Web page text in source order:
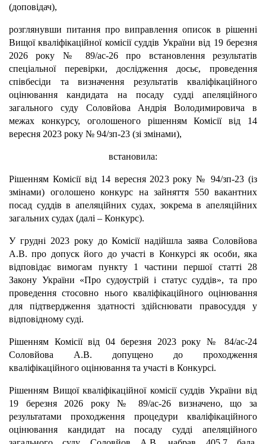
(доповідач),
розглянувши питання про виправлення описок в рішенні
Вищої кваліфікаційної комісії суддів України від 19 березня
2026 року № 89/ас-26 про встановлення результатів
спеціальної перевірки, дослідження досьє, проведення
співбесіди та визначення результатів кваліфікаційного
оцінювання кандидата на посаду судді апеляційного
загального суду Соловйова Андрія Володимировича в
межах конкурсу, оголошеного рішенням Комісії від 14
вересня 2023 року № 94/зп-23 (зі змінами),
встановила:
Рішенням Комісії від 14 вересня 2023 року № 94/зп-23 (із
змінами) оголошено конкурс на зайняття 550 вакантних
посад суддів в апеляційних судах, зокрема в апеляційних
загальних судах (далі – Конкурс).
У грудні 2023 року до Комісії надійшла заява Соловйова
А.В. про допуск його до участі в Конкурсі як особи, яка
відповідає вимогам пункту 1 частини першої статті 28
Закону України «Про судоустрій і статус суддів», та про
проведення стосовно нього кваліфікаційного оцінювання
для підтвердження здатності здійснювати правосуддя у
відповідному суді.
Рішенням Комісії від 04 березня 2023 року № 84/ас-24
Соловйова А.В. допущено до проходження
кваліфікаційного оцінювання та участі в Конкурсі.
Рішенням Вищої кваліфікаційної комісії суддів України від
19 березня 2026 року № 89/ас-26 визначено, що за
результатами проходження процедури кваліфікаційного
оцінювання кандидат на посаду судді апеляційного